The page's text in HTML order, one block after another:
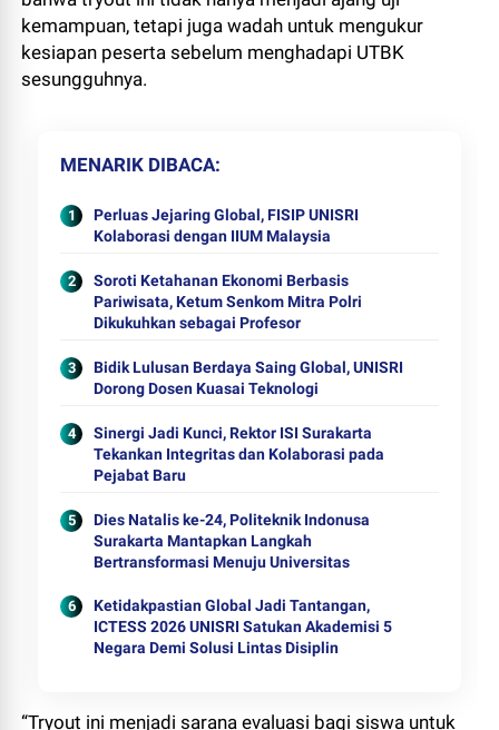
kemampuan, tetapi juga wadah untuk mengukur
kesiapan peserta sebelum menghadapi UTBK
sesungguhnya.
MENARIK DIBACA
Perluas Jejaring Global, FISIP UNISRI
Kolaborasi dengan IIUM Malaysia
Soroti Ketahanan Ekonomi Berbasis
Pariwisata, Ketum Senkom Mitra Polri
Dikukuhkan sebagai Profesor
Bidik Lulusan Berdaya Saing Global, UNISRI
Dorong Dosen Kuasai Teknologi
Sinergi Jadi Kunci, Rektor ISI Surakarta
Tekankan Integritas dan Kolaborasi pada
Pejabat Baru
Dies Natalis ke-24, Politeknik Indonusa
Surakarta Mantapkan Langkah
Bertransformasi Menuju Universitas
Ketidakpastian Global Jadi Tantangan,
ICTESS 2026 UNISRI Satukan Akademisi 5
Negara Demi Solusi Lintas Disiplin
“Tryout ini menjadi sarana evaluasi bagi siswa untuk